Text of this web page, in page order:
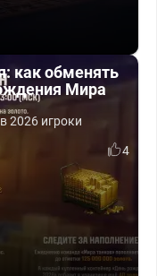
как обменять
Мира
2026 игроки
4